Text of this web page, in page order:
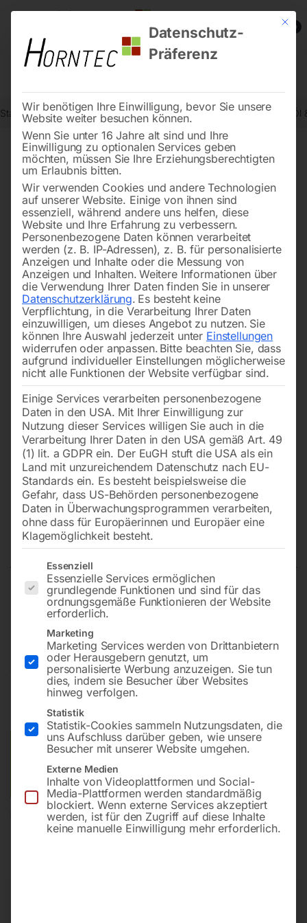
0
Start Werkstatttechnik Öl- / Fettpumpen Zapfpistole ’40AL’ für
Zapfpistole ’40AL’ für Öl &
ähnliche Flüssigkeiten
mit Digitalzählwerk & starrem Aluminium-Rohr,
drehbarer Anschluss IG 1/2′
432,00
inkl. MwSt. zzgl.Versandkosten
Lieferzeit:ca. 2 - 3 Tage
Versandkosten Standard (Österreich):€10,00
Bitte beachten Sie: Die Versandkosten gelten für Österreich.
Andere Länder können abweichen.
In den Warenkorb
Mit
Datenschutz-
Präferenz
Wir benötigen Ihre Einwilligung, bevor Sie unsere
Website weiter besuchen können.
Wenn Sie unter 16 Jahre alt sind und Ihre
Einwilligung zu optionalen Services geben
möchten, müssen Sie Ihre Erziehungsberechtigten
um Erlaubnis bitten.
Wir verwenden Cookies und andere Technologien
auf unserer Website. Einige von ihnen sind
essenziell, während andere uns helfen, diese
Website und Ihre Erfahrung zu verbessern.
Personenbezogene Daten können verarbeitet
werden (z. B. IP-Adressen), z. B. für personalisierte
Anzeigen und Inhalte oder die Messung von
Anzeigen und Inhalten. Weitere Informationen über
die Verwendung Ihrer Daten finden Sie in unserer
Datenschutzerklärung. Es besteht keine
Verpflichtung, in die Verarbeitung Ihrer Daten
einzuwilligen, um dieses Angebot zu nutzen. Sie
können Ihre Auswahl jederzeit unter Einstellungen
widerrufen oder anpassen. Bitte beachten Sie, dass
aufgrund individueller Einstellungen möglicherweise
nicht alle Funktionen der Website verfügbar sind.
Einige Services verarbeiten personenbezogene
Daten in den USA. Mit Ihrer Einwilligung zur
Nutzung dieser Services willigen Sie auch in die
Verarbeitung Ihrer Daten in den USA gemäß Art. 49
(1) lit. a GDPR ein. Der EuGH stuft die USA als ein
Land mit unzureichendem Datenschutz nach EU-
Standards ein. Es besteht beispielsweise die
Gefahr, dass US-Behörden personenbezogene
Daten in Überwachungsprogrammen verarbeiten,
ohne dass für Europäerinnen und Europäer eine
Klagemöglichkeit besteht.
Es folgt eine Liste der Service-Gruppen, für die eine
Essenziell
Essenzielle Services ermöglichen
grundlegende Funktionen und sind für das
ordnungsgemäße Funktionieren der Website
erforderlich.
Marketing
Marketing Services werden von Drittanbietern
oder Herausgebern genutzt, um
personalisierte Werbung anzuzeigen. Sie tun
dies, indem sie Besucher über Websites
hinweg verfolgen.
Statistik
Statistik-Cookies sammeln Nutzungsdaten, die
uns Aufschluss darüber geben, wie unsere
Besucher mit unserer Website umgehen.
Externe Medien
Inhalte von Videoplattformen und Social-
Media-Plattformen werden standardmäßig
blockiert. Wenn externe Services akzeptiert
werden, ist für den Zugriff auf diese Inhalte
keine manuelle Einwilligung mehr erforderlich.